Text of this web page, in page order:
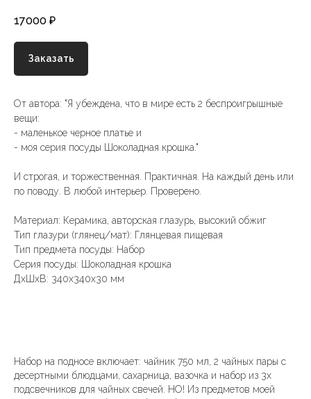
17000 ₽
Заказать
От автора: "Я убеждена, что в мире есть 2 беспроигрышные
вещи:
- маленькое черное платье и
- моя серия посуды Шоколадная крошка."
И строгая, и торжественная. Практичная. На каждый день или
по поводу. В любой интерьер. Проверено.
Материал: Керамика, авторская глазурь, высокий обжиг
Тип глазури (глянец/мат): Глянцевая пищевая
Тип предмета посуды: Набор
Серия посуды: Шоколадная крошка
ДxШxВ: 340x340x30 мм
Набор на подносе включает: чайник 750 мл, 2 чайных пары с
десертными блюдцами, сахарница, вазочка и набор из 3х
подсвечников для чайных свечей. НО! Из предметов моей